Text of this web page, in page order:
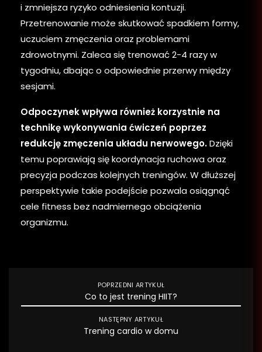
i zmniejsza ryzyko odniesienia kontuzji.
Przetrenowanie może skutkować spadkiem formy,
uczuciem zmęczenia oraz problemami
zdrowotnymi. Zaleca się trenować 2-4 razy w
tygodniu, dbając o odpowiednie przerwy między
sesjami.
Odpoczynek wpływa również korzystnie na
technikę wykonywania ćwiczeń poprzez
redukcję zmęczenia układu nerwowego.Dzięki
temu poprawiają się koordynacja ruchowa oraz
precyzja podczas kolejnych treningów. W dłuższej
perspektywie takie podejście pozwala osiągnąć
cele fitness bez nadmiernego obciążenia
organizmu.
POPRZEDNI ARTYKUŁ
Co to jest trening HIIT?
NASTĘPNY ARTYKUŁ
Trening cardio w domu